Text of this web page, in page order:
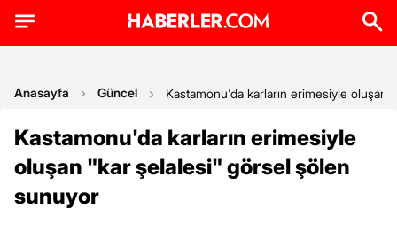
Anasayfa Güncel Kastamonu'da karların erimesiyle
Kastamonu'da karların erimesiyle
oluşan "kar şelalesi" görsel şölen
sunuyor